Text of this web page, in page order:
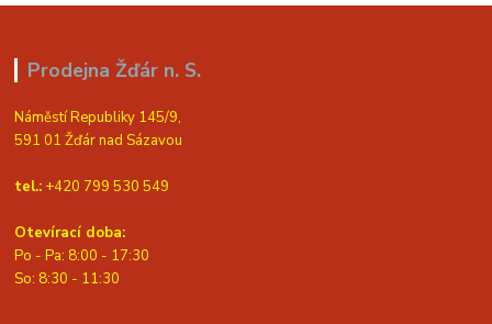
Prodejna Žďár n. S.
Náměstí Republiky 145/9,
591 01 Žďár nad Sázavou
tel.: +420 799 530 549
Otevírací doba:
Po - Pa: 8:00 - 17:30
So: 8:30 - 11:30